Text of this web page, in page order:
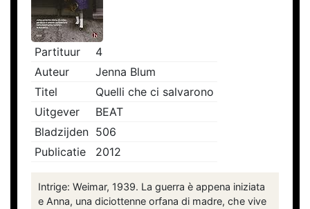
Partituur
4
Auteur
Jenna Blum
Titel
Quelli che ci salvarono
Uitgever
BEAT
Bladzijden 506
Publicatie
2012
Intrige: Weimar, 1939. La guerra è appena iniziata
e Anna, una diciottenne orfana di madre, che vive